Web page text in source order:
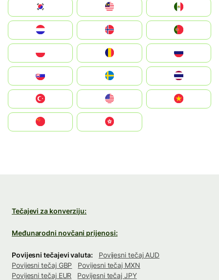
South Korea
United States
中國香港特別行政區
Tečajevi za konverziju:
Međunarodni novčani prijenosi:
Povijesni tečajevi valuta:
Povijesni tečaj AUD
Povijesni tečaj GBP
Povijesni tečaj MXN
Povijesni tečaj EUR
Povijesni tečaj JPY